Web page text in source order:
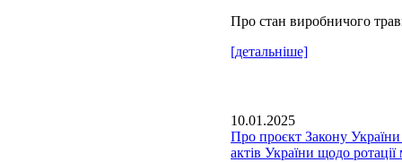
Про стан виробничого
[детальніше]
10.01.2025
Про проєкт Закону
актів України щодо